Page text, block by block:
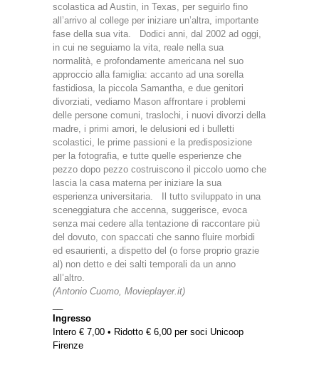
scolastica ad Austin, in Texas, per seguirlo fino
all’arrivo al college per iniziare un’altra, importante
fase della sua vita. Dodici anni, dal 2002 ad oggi,
in cui ne seguiamo la vita, reale nella sua
normalità, e profondamente americana nel suo
approccio alla famiglia: accanto ad una sorella
fastidiosa, la piccola Samantha, e due genitori
divorziati, vediamo Mason affrontare i problemi
delle persone comuni, traslochi, i nuovi divorzi della
madre, i primi amori, le delusioni ed i bulletti
scolastici, le prime passioni e la predisposizione
per la fotografia, e tutte quelle esperienze che
pezzo dopo pezzo costruiscono il piccolo uomo che
lascia la casa materna per iniziare la sua
esperienza universitaria. Il tutto sviluppato in una
sceneggiatura che accenna, suggerisce, evoca
senza mai cedere alla tentazione di raccontare più
del dovuto, con spaccati che sanno fluire morbidi
ed esaurienti, a dispetto del (o forse proprio grazie
al) non detto e dei salti temporali da un anno
all’altro.
(Antonio Cuomo, Movieplayer.it)
Ingresso
Intero € 7,00 • Ridotto € 6,00 per soci Unicoop
Firenze